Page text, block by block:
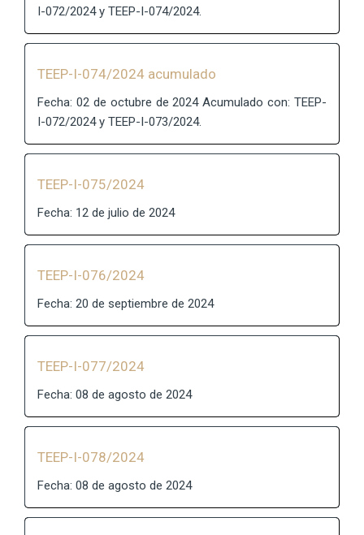
I-072/2024 y TEEP-I-074/2024.
TEEP-I-074/2024 acumulado
Fecha: 02 de octubre de 2024 Acumulado con: TEEP-
I-072/2024 y TEEP-I-073/2024.
TEEP-I-075/2024
Fecha: 12 de julio de 2024
TEEP-I-076/2024
Fecha: 20 de septiembre de 2024
TEEP-I-077/2024
Fecha: 08 de agosto de 2024
TEEP-I-078/2024
Fecha: 08 de agosto de 2024